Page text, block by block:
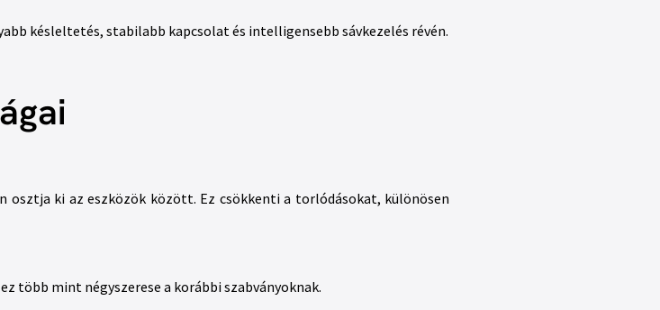
késleltetés, stabilabb kapcsolat és intelligensebb sávkezelés révén.
osztja ki az eszközök között. Ez csökkenti a torlódásokat, különösen
több mint négyszerese a korábbi szabványoknak.